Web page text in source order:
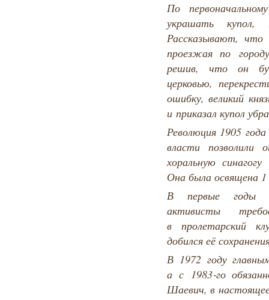
По
украшать
Рассказывают, что
проезжая по
решив, что он
церковью,
ошибку, великий
и приказал купол
Революция 1905
власти
хоральную
Она была освящена
В первые годы
активисты
в пролетарский
добился её
В 1972 году
а с 1983‑го
Шаевич, в